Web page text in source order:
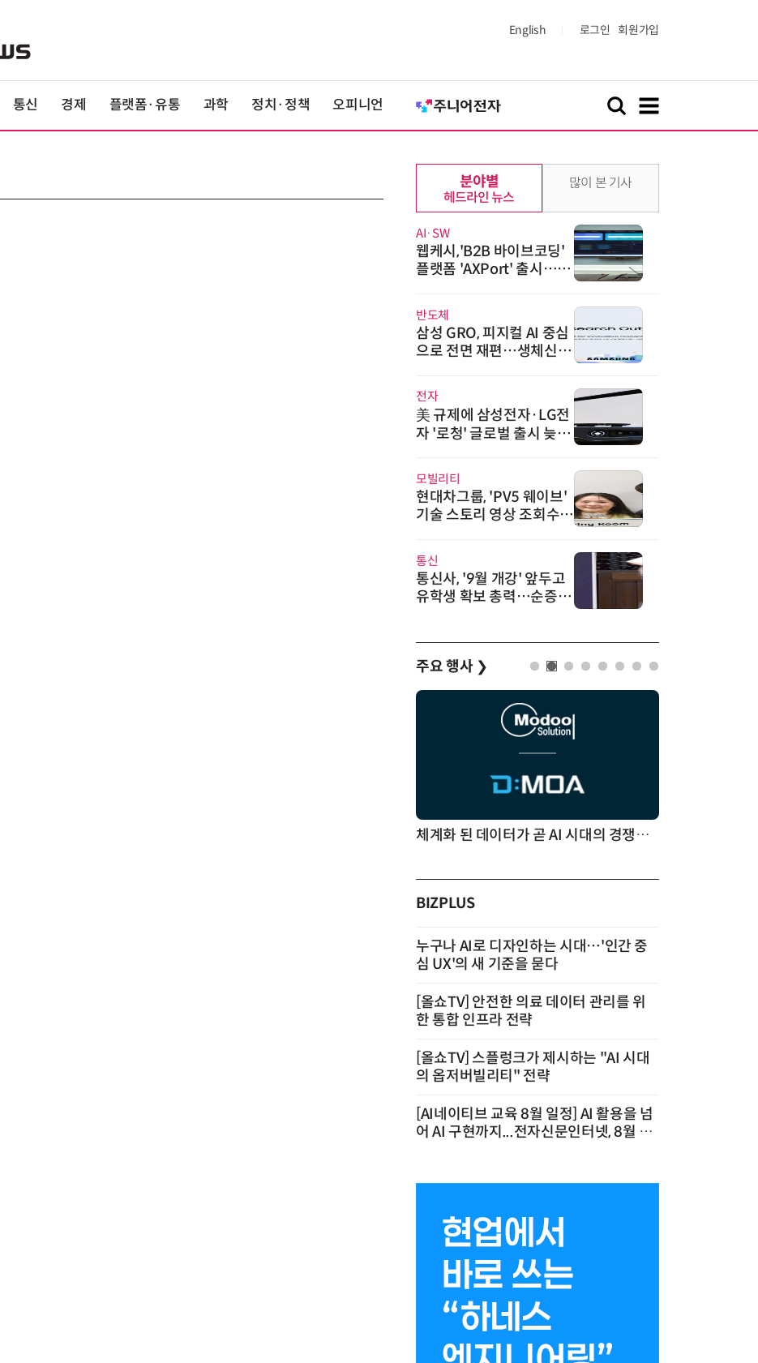
English 로그인 회원가입
통신 경제 플랫폼·유통 과학 정치·정책 오피니언
분야별
헤드라인 뉴스
AI·SW
웹케시,'B2B 바이브코딩'
플랫폼 'AXPort' 출시…A
반도체
삼성 GRO, 피지컬 AI 중심
으로 전면 재편…생체신호
전자
美 규제에 삼성전자·LG전
자 '로청' 글로벌 출시 늦춘
모빌리티
현대차그룹, 'PV5 웨이브'
기술 스토리 영상 조회수 1
통신
통신사, '9월 개강' 앞두고
유학생 확보 총력…순증 경
많이 본 기사
주요 행사 ❯
체계화 된 데이터가 곧 AI 시대의 경쟁력이다
BIZPLUS
누구나 AI로 디자인하는 시대…'인간 중
심 UX'의 새 기준을 묻다
[올쇼TV] 안전한 의료 데이터 관리를 위
한 통합 인프라 전략
[올쇼TV] 스플렁크가 제시하는 "AI 시대
의 옵저버빌리티" 전략
[AI네이티브 교육 8월 일정] AI 활용을 넘
어 AI 구현까지...전자신문인터넷, 8월 실